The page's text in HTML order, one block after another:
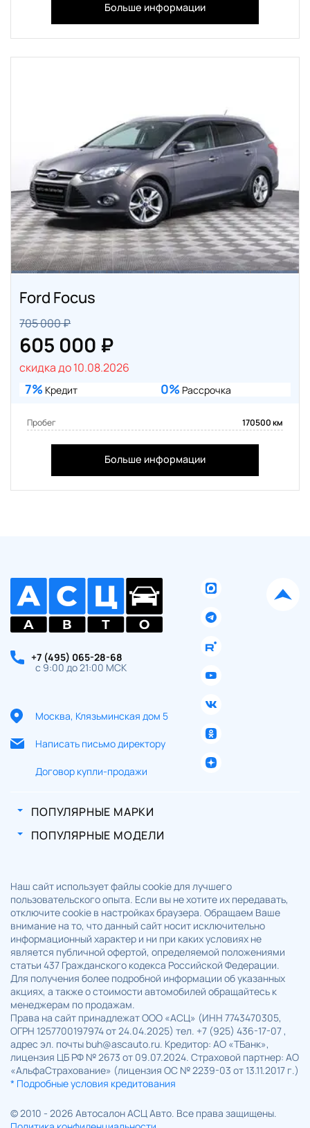
Больше информации
Ford Focus
705 000 ₽
605 000 ₽
скидка до 10.08.2026
7% Кредит 0% Рассрочка
Пробег 170500 км
Больше информации
+7 (495) 065-28-68
с 9:00 до 21:00 МСК
Москва, Клязьминская дом 5
Написать письмо директору
Договор купли-продажи
ПОПУЛЯРНЫЕ МАРКИ
ПОПУЛЯРНЫЕ МОДЕЛИ
Наш сайт использует файлы cookie для лучшего
пользовательского опыта. Если вы не хотите их передавать,
отключите cookie в настройках браузера. Обращаем Ваше
внимание на то, что данный сайт носит исключительно
информационный характер и ни при каких условиях не
является публичной офертой, определяемой положениями
статьи 437 Гражданского кодекса Российской Федерации.
Для получения более подробной информации об указанных
акциях, а также о стоимости автомобилей обращайтесь к
менеджерам по продажам.
Права на сайт принадлежат ООО «АСЦ» (ИНН 7743470305,
ОГРН 1257700197974 от 24.04.2025) тел. +7 (925) 436-17-07 ,
адрес эл. почты buh@ascauto.ru. Кредитор: АО «ТБанк»,
лицензия ЦБ РФ № 2673 от 09.07.2024. Страховой партнер: АО
«АльфаСтрахование» (лицензия ОС № 2239-03 от 13.11.2017 г.)
* Подробные условия кредитования
© 2010 - 2026 Автосалон АСЦ Авто. Все права защищены.